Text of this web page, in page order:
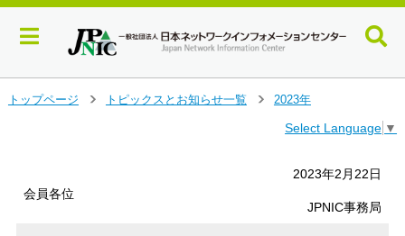
トップページ
トピックスとお知らせ一覧
2023年
Select Language ▼
2023年2月22日
会員各位
JPNIC事務局